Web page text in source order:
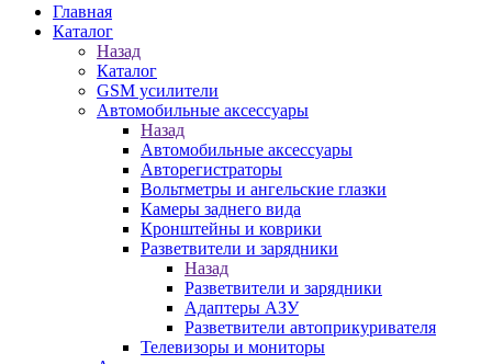
Главная
Каталог
Назад
Каталог
GSM усилители
Автомобильные аксессуары
Назад
Автомобильные аксессуары
Авторегистраторы
Вольтметры и ангельские глазки
Камеры заднего вида
Кронштейны и коврики
Разветвители и зарядники
Назад
Разветвители и зарядники
Адаптеры АЗУ
Разветвители автоприкуривателя
Телевизоры и мониторы